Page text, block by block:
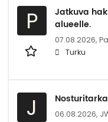
P
Jatkuva
alueelle.
07.08.2026,
Turku
J 06.08.2026,